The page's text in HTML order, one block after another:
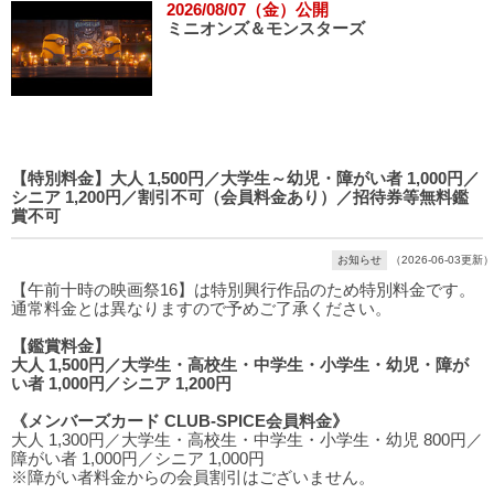
2026/08/07（金）公開
ミニオンズ＆モンスターズ
【特別料金】大人 1,500円／大学生～幼児・障がい者 1,000円／
シニア 1,200円／割引不可（会員料金あり）／招待券等無料鑑
賞不可
お知らせ （2026-06-03更新）
【午前十時の映画祭16】は特別興行作品のため特別料金です。
通常料金とは異なりますので予めご了承ください。
【鑑賞料金】
大人 1,500円／大学生・高校生・中学生・小学生・幼児・障が
い者 1,000円／シニア 1,200円
《メンバーズカード CLUB-SPICE会員料金》
大人 1,300円／大学生・高校生・中学生・小学生・幼児 800円／
障がい者 1,000円／シニア 1,000円
※障がい者料金からの会員割引はございません。